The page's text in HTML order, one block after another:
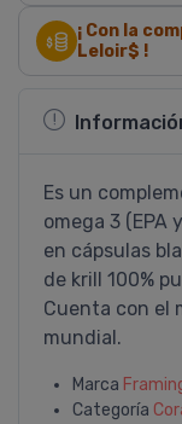
¡ Con la
Leloir$ !
Es un
omega 3 (EPA
en cápsulas
de krill 100%
Cuenta con el
mundial.
Marca
Categoría